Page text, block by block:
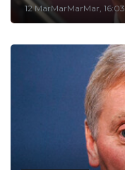
12 MarMarMarMar,